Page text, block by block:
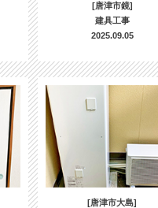
[唐津市鏡]
建具工事
2025.09.05
[唐津市大島]